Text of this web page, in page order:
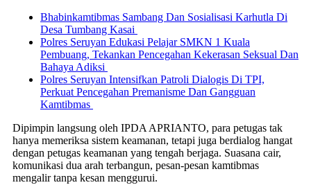
Bhabinkamtibmas Sambang Dan Sosialisasi Karhutla Di
Desa Tumbang Kasai
Polres Seruyan Edukasi Pelajar SMKN 1 Kuala
Pembuang, Tekankan Pencegahan Kekerasan Seksual Dan
Bahaya Adiksi
Polres Seruyan Intensifkan Patroli Dialogis Di TPI,
Perkuat Pencegahan Premanisme Dan Gangguan
Kamtibmas
Dipimpin langsung oleh IPDA APRIANTO, para petugas tak
hanya memeriksa sistem keamanan, tetapi juga berdialog hangat
dengan petugas keamanan yang tengah berjaga. Suasana cair,
komunikasi dua arah terbangun, pesan-pesan kamtibmas
mengalir tanpa kesan menggurui.